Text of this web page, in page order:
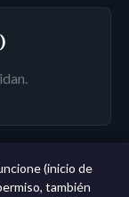
de 11 años →
(inicio de
también